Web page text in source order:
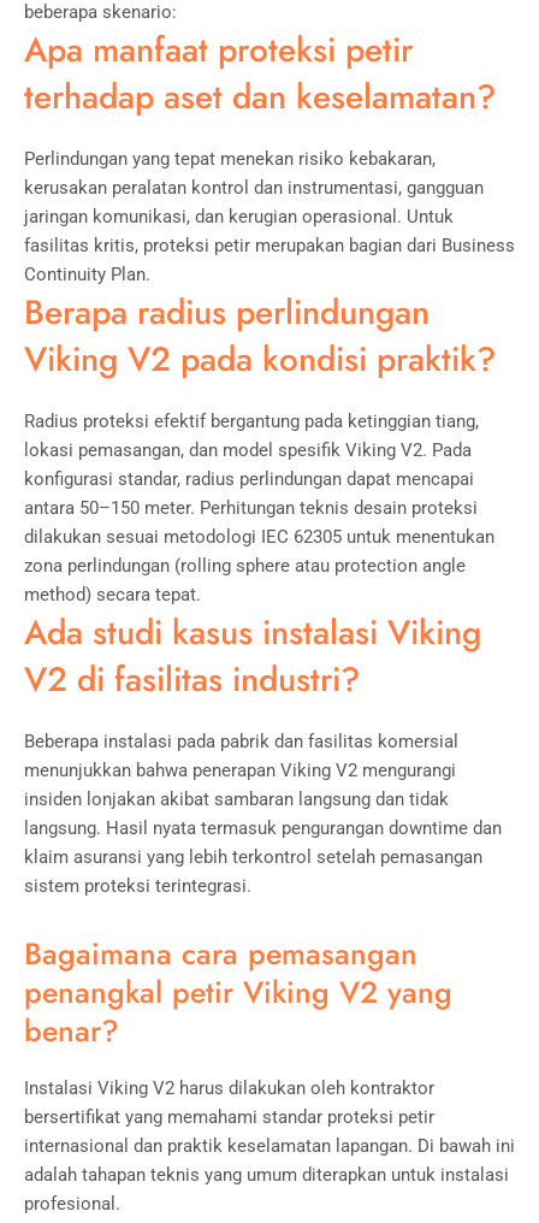
beberapa skenario:
Apa manfaat proteksi petir
terhadap aset dan keselamatan?
Perlindungan yang tepat menekan risiko kebakaran,
kerusakan peralatan kontrol dan instrumentasi, gangguan
jaringan komunikasi, dan kerugian operasional. Untuk
fasilitas kritis, proteksi petir merupakan bagian dari Business
Continuity Plan.
Berapa radius perlindungan
Viking V2 pada kondisi praktik?
Radius proteksi efektif bergantung pada ketinggian tiang,
lokasi pemasangan, dan model spesifik Viking V2. Pada
konfigurasi standar, radius perlindungan dapat mencapai
antara 50–150 meter. Perhitungan teknis desain proteksi
dilakukan sesuai metodologi IEC 62305 untuk menentukan
zona perlindungan (rolling sphere atau protection angle
method) secara tepat.
Ada studi kasus instalasi Viking
V2 di fasilitas industri?
Beberapa instalasi pada pabrik dan fasilitas komersial
menunjukkan bahwa penerapan Viking V2 mengurangi
insiden lonjakan akibat sambaran langsung dan tidak
langsung. Hasil nyata termasuk pengurangan downtime dan
klaim asuransi yang lebih terkontrol setelah pemasangan
sistem proteksi terintegrasi.
Bagaimana cara pemasangan
penangkal petir Viking V2 yang
benar?
Instalasi Viking V2 harus dilakukan oleh kontraktor
bersertifikat yang memahami standar proteksi petir
internasional dan praktik keselamatan lapangan. Di bawah ini
adalah tahapan teknis yang umum diterapkan untuk instalasi
profesional.